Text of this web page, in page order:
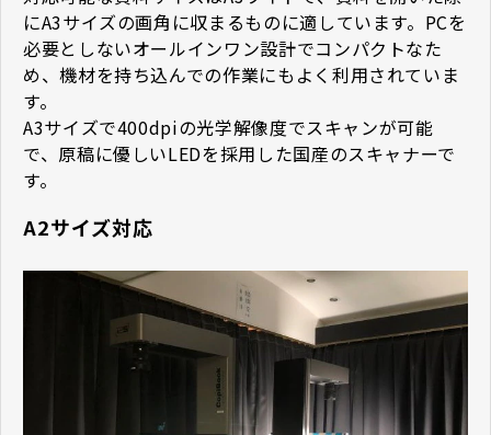
にA3サイズの画角に収まるものに適しています。PCを
必要としないオールインワン設計でコンパクトなた
め、機材を持ち込んでの作業にもよく利用されていま
す。
A3サイズで400dpiの光学解像度でスキャンが可能
で、原稿に優しいLEDを採用した国産のスキャナーで
す。
A2サイズ対応